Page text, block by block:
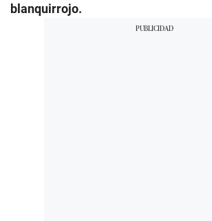
blanquirrojo.